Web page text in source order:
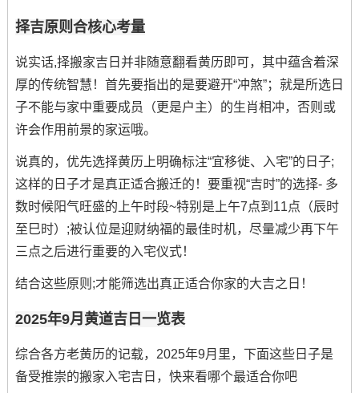
择吉原则合核心考量
说实话,择搬家吉日并非随意翻看黄历即可，其中蕴含着深
厚的传统智慧！首先要指出的是要避开“冲煞”；就是所选日
子不能与家中重要成员（更是户主）的生肖相冲，否则或
许会作用前景的家运哦。
说真的，优先选择黄历上明确标注“宜移徙、入宅”的日子;
这样的日子才是真正适合搬迁的！要重视“吉时”的选择- 多
数时候阳气旺盛的上午时段~特别是上午7点到11点（辰时
至巳时）;被认位是迎财纳福的最佳时机，尽量减少再下午
三点之后进行重要的入宅仪式！
结合这些原则;才能筛选出真正适合你家的大吉之日！
2025年9月黄道吉日一览表
综合各方老黄历的记载，2025年9月里，下面这些日子是
备受推崇的搬家入宅吉日，快来看哪个最适合你吧